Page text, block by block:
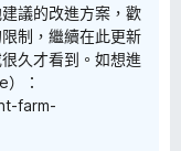
議的改進方案，歡
制，繼續在此更新
久才看到。如想進
：
farm-